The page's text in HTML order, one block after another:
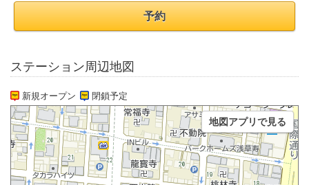
予約
ステーション周辺地図
新規オープン 閉鎖予定
地図アプリで見る